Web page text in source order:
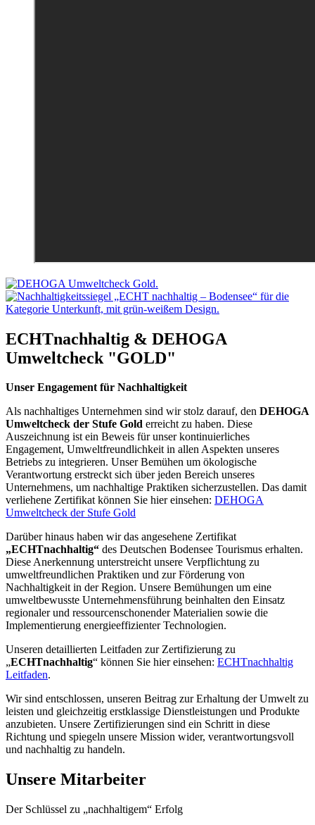
ECHTnachhaltig & DEHOGA
Umweltcheck "GOLD"
Unser Engagement für Nachhaltigkeit
Als nachhaltiges Unternehmen sind wir stolz darauf, den DEHOGA
Umweltcheck der Stufe Gold erreicht zu haben. Diese
Auszeichnung ist ein Beweis für unser kontinuierliches
Engagement, Umweltfreundlichkeit in allen Aspekten unseres
Betriebs zu integrieren. Unser Bemühen um ökologische
Verantwortung erstreckt sich über jeden Bereich unseres
Unternehmens, um nachhaltige Praktiken sicherzustellen. Das damit
verliehene Zertifikat können Sie hier einsehen: DEHOGA
Umweltcheck der Stufe Gold
Darüber hinaus haben wir das angesehene Zertifikat
„ECHTnachhaltig“ des Deutschen Bodensee Tourismus erhalten.
Diese Anerkennung unterstreicht unsere Verpflichtung zu
umweltfreundlichen Praktiken und zur Förderung von
Nachhaltigkeit in der Region. Unsere Bemühungen um eine
umweltbewusste Unternehmensführung beinhalten den Einsatz
regionaler und ressourcenschonender Materialien sowie die
Implementierung energieeffizienter Technologien.
Unseren detaillierten Leitfaden zur Zertifizierung zu
„ECHTnachhaltig“ können Sie hier einsehen: ECHTnachhaltig
Leitfaden.
Wir sind entschlossen, unseren Beitrag zur Erhaltung der Umwelt zu
leisten und gleichzeitig erstklassige Dienstleistungen und Produkte
anzubieten. Unsere Zertifizierungen sind ein Schritt in diese
Richtung und spiegeln unsere Mission wider, verantwortungsvoll
und nachhaltig zu handeln.
Unsere Mitarbeiter
Der Schlüssel zu „nachhaltigem“ Erfolg